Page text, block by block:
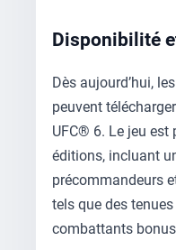
Disponibilité
Dès aujourd’hui,
peuvent
UFC® 6. Le jeu est
éditions, incluant
précommandeurs
tels que des
combattants